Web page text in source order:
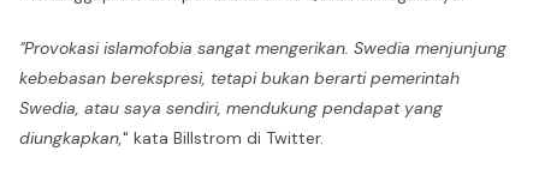
"Provokasi islamofobia sangat mengerikan. Swedia menjunjung
kebebasan berekspresi, tetapi bukan berarti pemerintah
Swedia, atau saya sendiri, mendukung pendapat yang
diungkapkan," kata Billstrom di Twitter.